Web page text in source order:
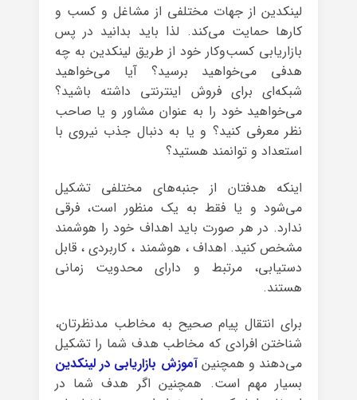
لینکدین از جهات مختلفی از مشاغل و کسب و
کارها حمایت می‌کند. لذا باید بدانید در پس
بازاریابی کسب‌وکار خود از طریق لینکدین به چه
هدفی می‌خواهید برسید؟ آیا می‌خواهید
شبکه‌ای برای فروش اینترنتی داشته باشید؟
می‌خواهید خود را به عنوان مشاور و یا صاحب
نظر معرفی کنید؟ و یا به دنبال جذب نیروی با
استعداد و توانمند هستید؟
اینکه هدفتان از جنبه‌های مختلفی تشکیل
می‌شود و یا فقط به یک منظور است، فرقی
ندارد. در هر صورت باید اهداف خود را هوشمند
مشخص کنید. اهداف ، هوشمند ، کاربردی ، قابل
دستیابی، مرتبط و دارای محدویت زمانی
هستند.
برای انتقال پیام صحیح به مخاطب مدنظرتان،
شناختن افرادی که مخاطب هدف شما را تشکیل
می‌دهند و همچنینآموزش بازاریابی در لینکدین
بسیار مهم است. همچنین اگر هدف شما در